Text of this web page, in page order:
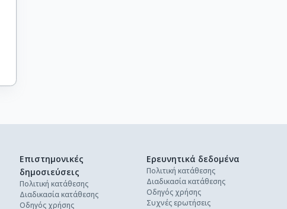
Επιστημονικές
δημοσιεύσεις
Πολιτική κατάθεσης
Διαδικασία κατάθεσης
Οδηγός χρήσης
Ερευνητικά δεδομένα
Πολιτική κατάθεσης
Διαδικασία κατάθεσης
Οδηγός χρήσης
Συχνές ερωτήσεις